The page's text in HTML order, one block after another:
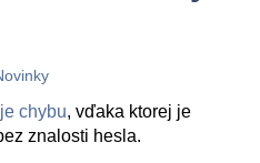
chybu, vďaka ktorej je
znalosti hesla.